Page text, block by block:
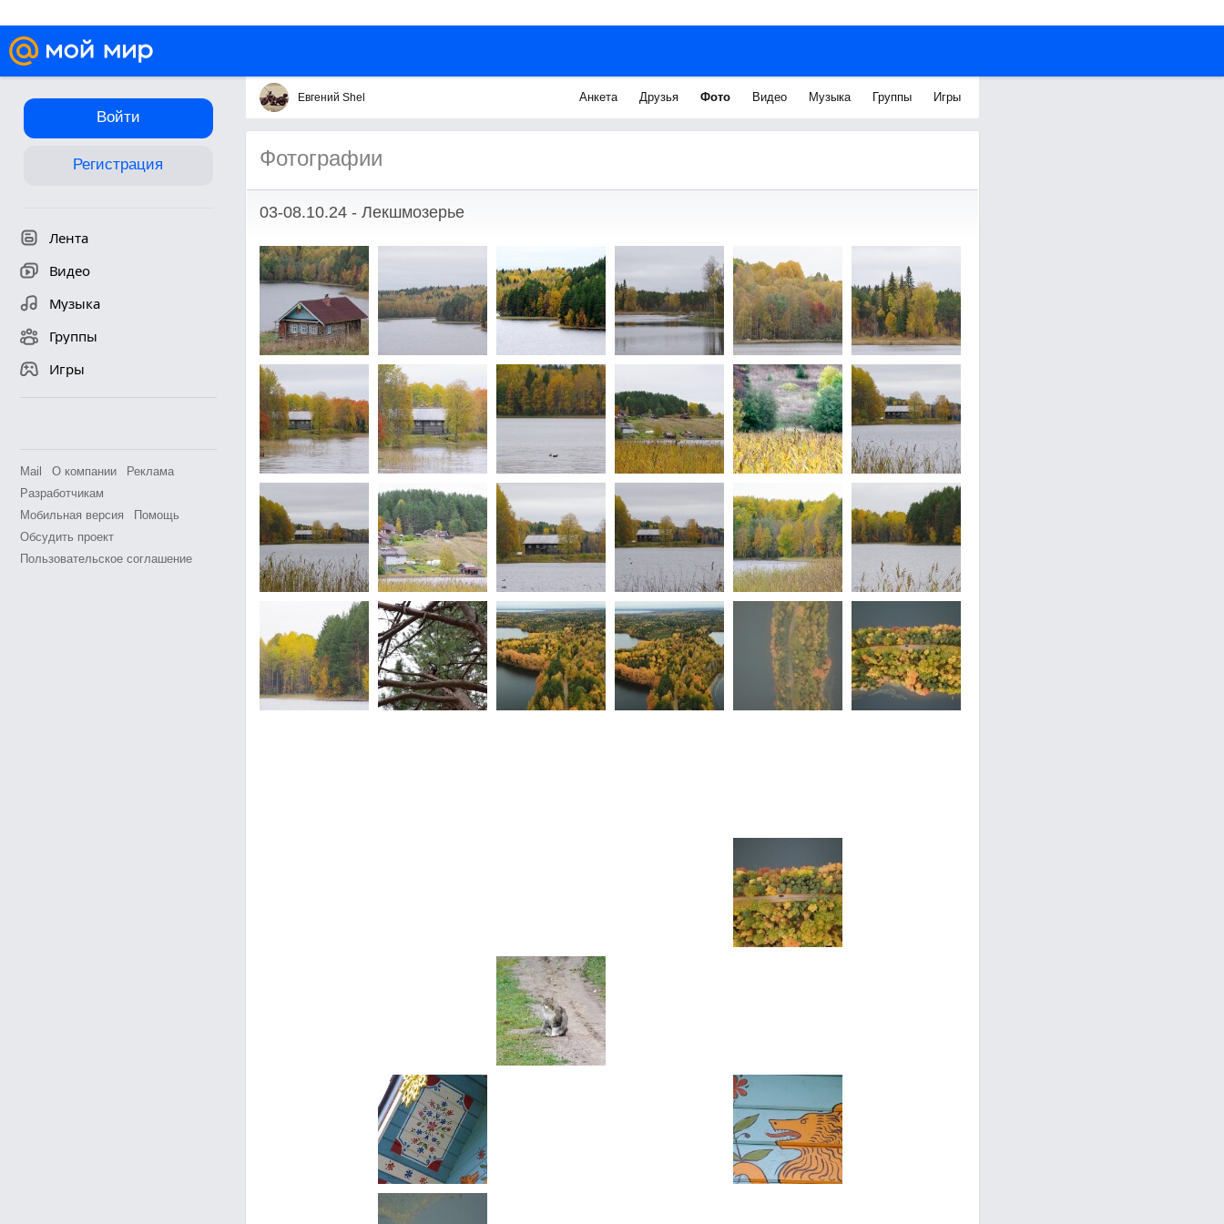
Войти
Регистрация
Лента
Видео
Музыка
Группы
Игры
Mail О компании
Реклама
Разработчикам
Мобильная версия
Помощь
Обсудить проект
Пользовательское соглашение
Евгений Shel Анкета Друзья Фото Видео Музыка Группы Игры
Фотографии
03-08.10.24 - Лекшмозерье